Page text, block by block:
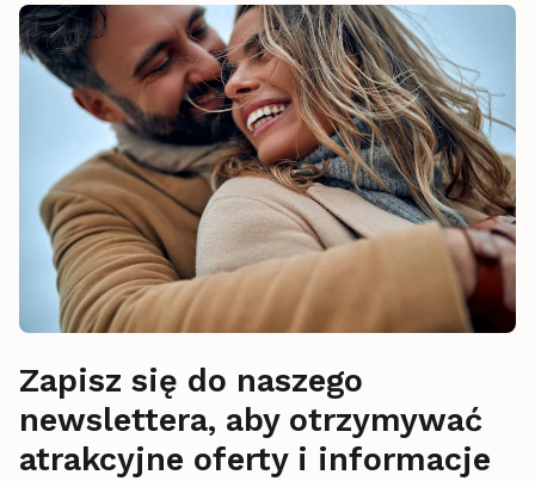
Zapisz się do naszego
newslettera, aby otrzymywać
atrakcyjne oferty i informacje